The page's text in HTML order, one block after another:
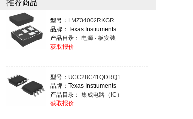
推荐商品
型号： LMZ34002RKGR
品牌：Texas Instruments
产品目录： 电源 - 板安装
获取报价
型号： UCC28C41QDRQ1
品牌：Texas Instruments
产品目录： 集成电路（IC）
获取报价